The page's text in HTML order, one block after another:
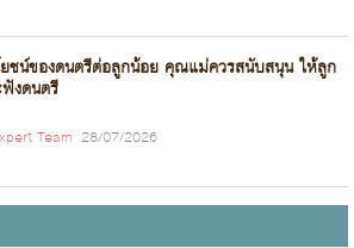
ชน์ของดนตรีต่อลูกน้อย คุณแม่ควรสนับสนุน ให้ลูก
งดนตรี
Team 28/07/2026